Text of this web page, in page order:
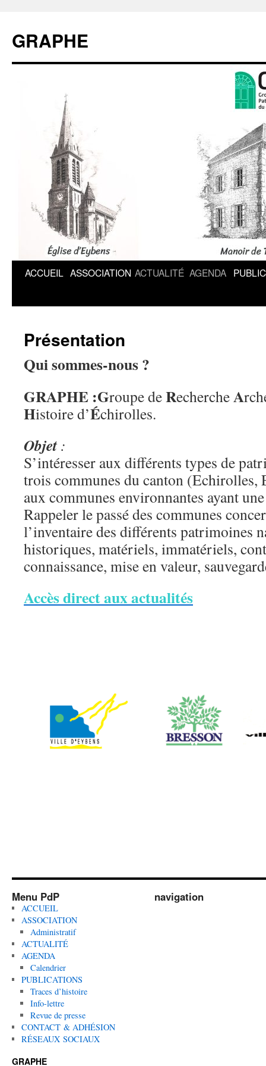
GRAPHE
ACCUEIL ASSOCIATION ACTUALITÉ AGENDA
Présentation
Qui sommes-nous ?
GRAPHE :Groupe deRechercheA
Histoire d’Échirolles.
Objet:
S’intéresser aux différents types de
trois communes du canton (Echirolles,
aux communes environnantes ayant
Rappeler le passé des communes
l’inventaire des différents patrimoines
historiques, matériels, immatériels,
connaissance, mise en valeur,
Accès direct aux actualités
Menu PdP
ACCUEIL
ASSOCIATION
Administratif
ACTUALITÉ
AGENDA
Calendrier
PUBLICATIONS
Traces d’histoire
Info-lettre
Revue de presse
CONTACT & ADHÉSION
RÉSEAUX SOCIAUX
navigation
GRAPHE